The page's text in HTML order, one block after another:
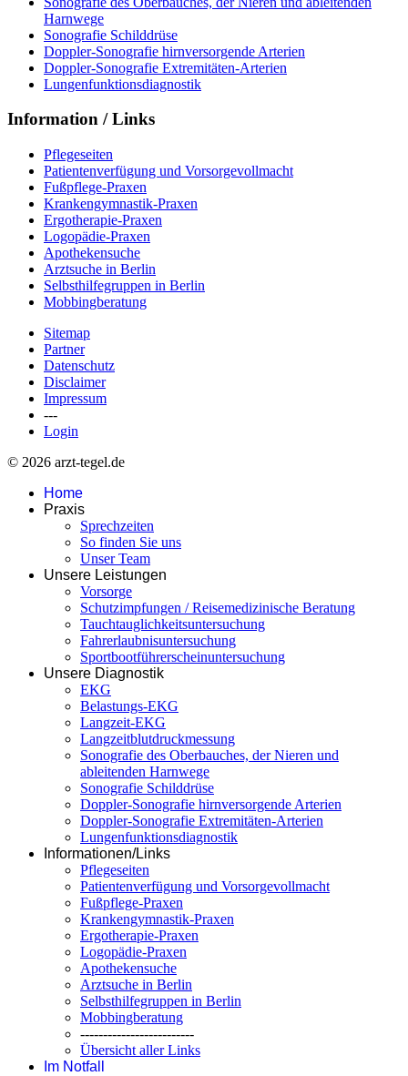
Harnwege
Sonografie Schilddrüse
Doppler-Sonografie hirnversorgende Arterien
Doppler-Sonografie Extremitäten-Arterien
Lungenfunktionsdiagnostik
Information / Links
Pflegeseiten
Patientenverfügung und Vorsorgevollmacht
Fußpflege-Praxen
Krankengymnastik-Praxen
Ergotherapie-Praxen
Logopädie-Praxen
Apothekensuche
Arztsuche in Berlin
Selbsthilfegruppen in Berlin
Mobbingberatung
Sitemap
Partner
Datenschutz
Disclaimer
Impressum
---
Login
© 2026 arzt-tegel.de
Home
Praxis
Sprechzeiten
So finden Sie uns
Unser Team
Unsere Leistungen
Vorsorge
Schutzimpfungen / Reisemedizinische Beratung
Tauchtauglichkeitsuntersuchung
Fahrerlaubnisuntersuchung
Sportbootführerscheinuntersuchung
Unsere Diagnostik
EKG
Belastungs-EKG
Langzeit-EKG
Langzeitblutdruckmessung
Sonografie des Oberbauches, der Nieren und
ableitenden Harnwege
Sonografie Schilddrüse
Doppler-Sonografie hirnversorgende Arterien
Doppler-Sonografie Extremitäten-Arterien
Lungenfunktionsdiagnostik
Informationen/Links
Pflegeseiten
Patientenverfügung und Vorsorgevollmacht
Fußpflege-Praxen
Krankengymnastik-Praxen
Ergotherapie-Praxen
Logopädie-Praxen
Apothekensuche
Arztsuche in Berlin
Selbsthilfegruppen in Berlin
Mobbingberatung
-------------------------
Übersicht aller Links
Im Notfall